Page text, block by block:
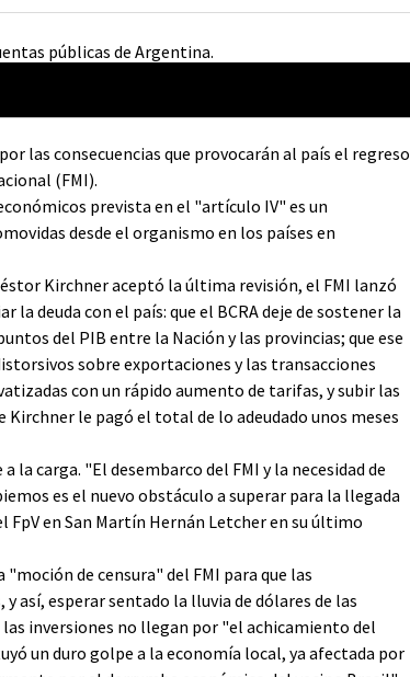
las consecuencias que provocarán al país el regreso
(FMI).
prevista en el "artículo IV" es un
desde el organismo en los países en
Kirchner aceptó la última revisión, el FMI lanzó
deuda con el país: que el BCRA deje de sostener la
del PIB entre la Nación y las provincias; que ese
sobre exportaciones y las transacciones
con un rápido aumento de tarifas, y subir las
Kirchner le pagó el total de lo adeudado unos meses
la carga. "El desembarco del FMI y la necesidad de
es el nuevo obstáculo a superar para la llegada
en San Martín Hernán Letcher en su último
de censura" del FMI para que las
así, esperar sentado la lluvia de dólares de las
las inversiones no llegan por "el achicamiento del
un duro golpe a la economía local, ya afectada por